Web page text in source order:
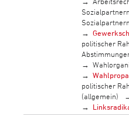
Sozialpartnern
Sozialpartnern
politischer
politischer
(allgemein)